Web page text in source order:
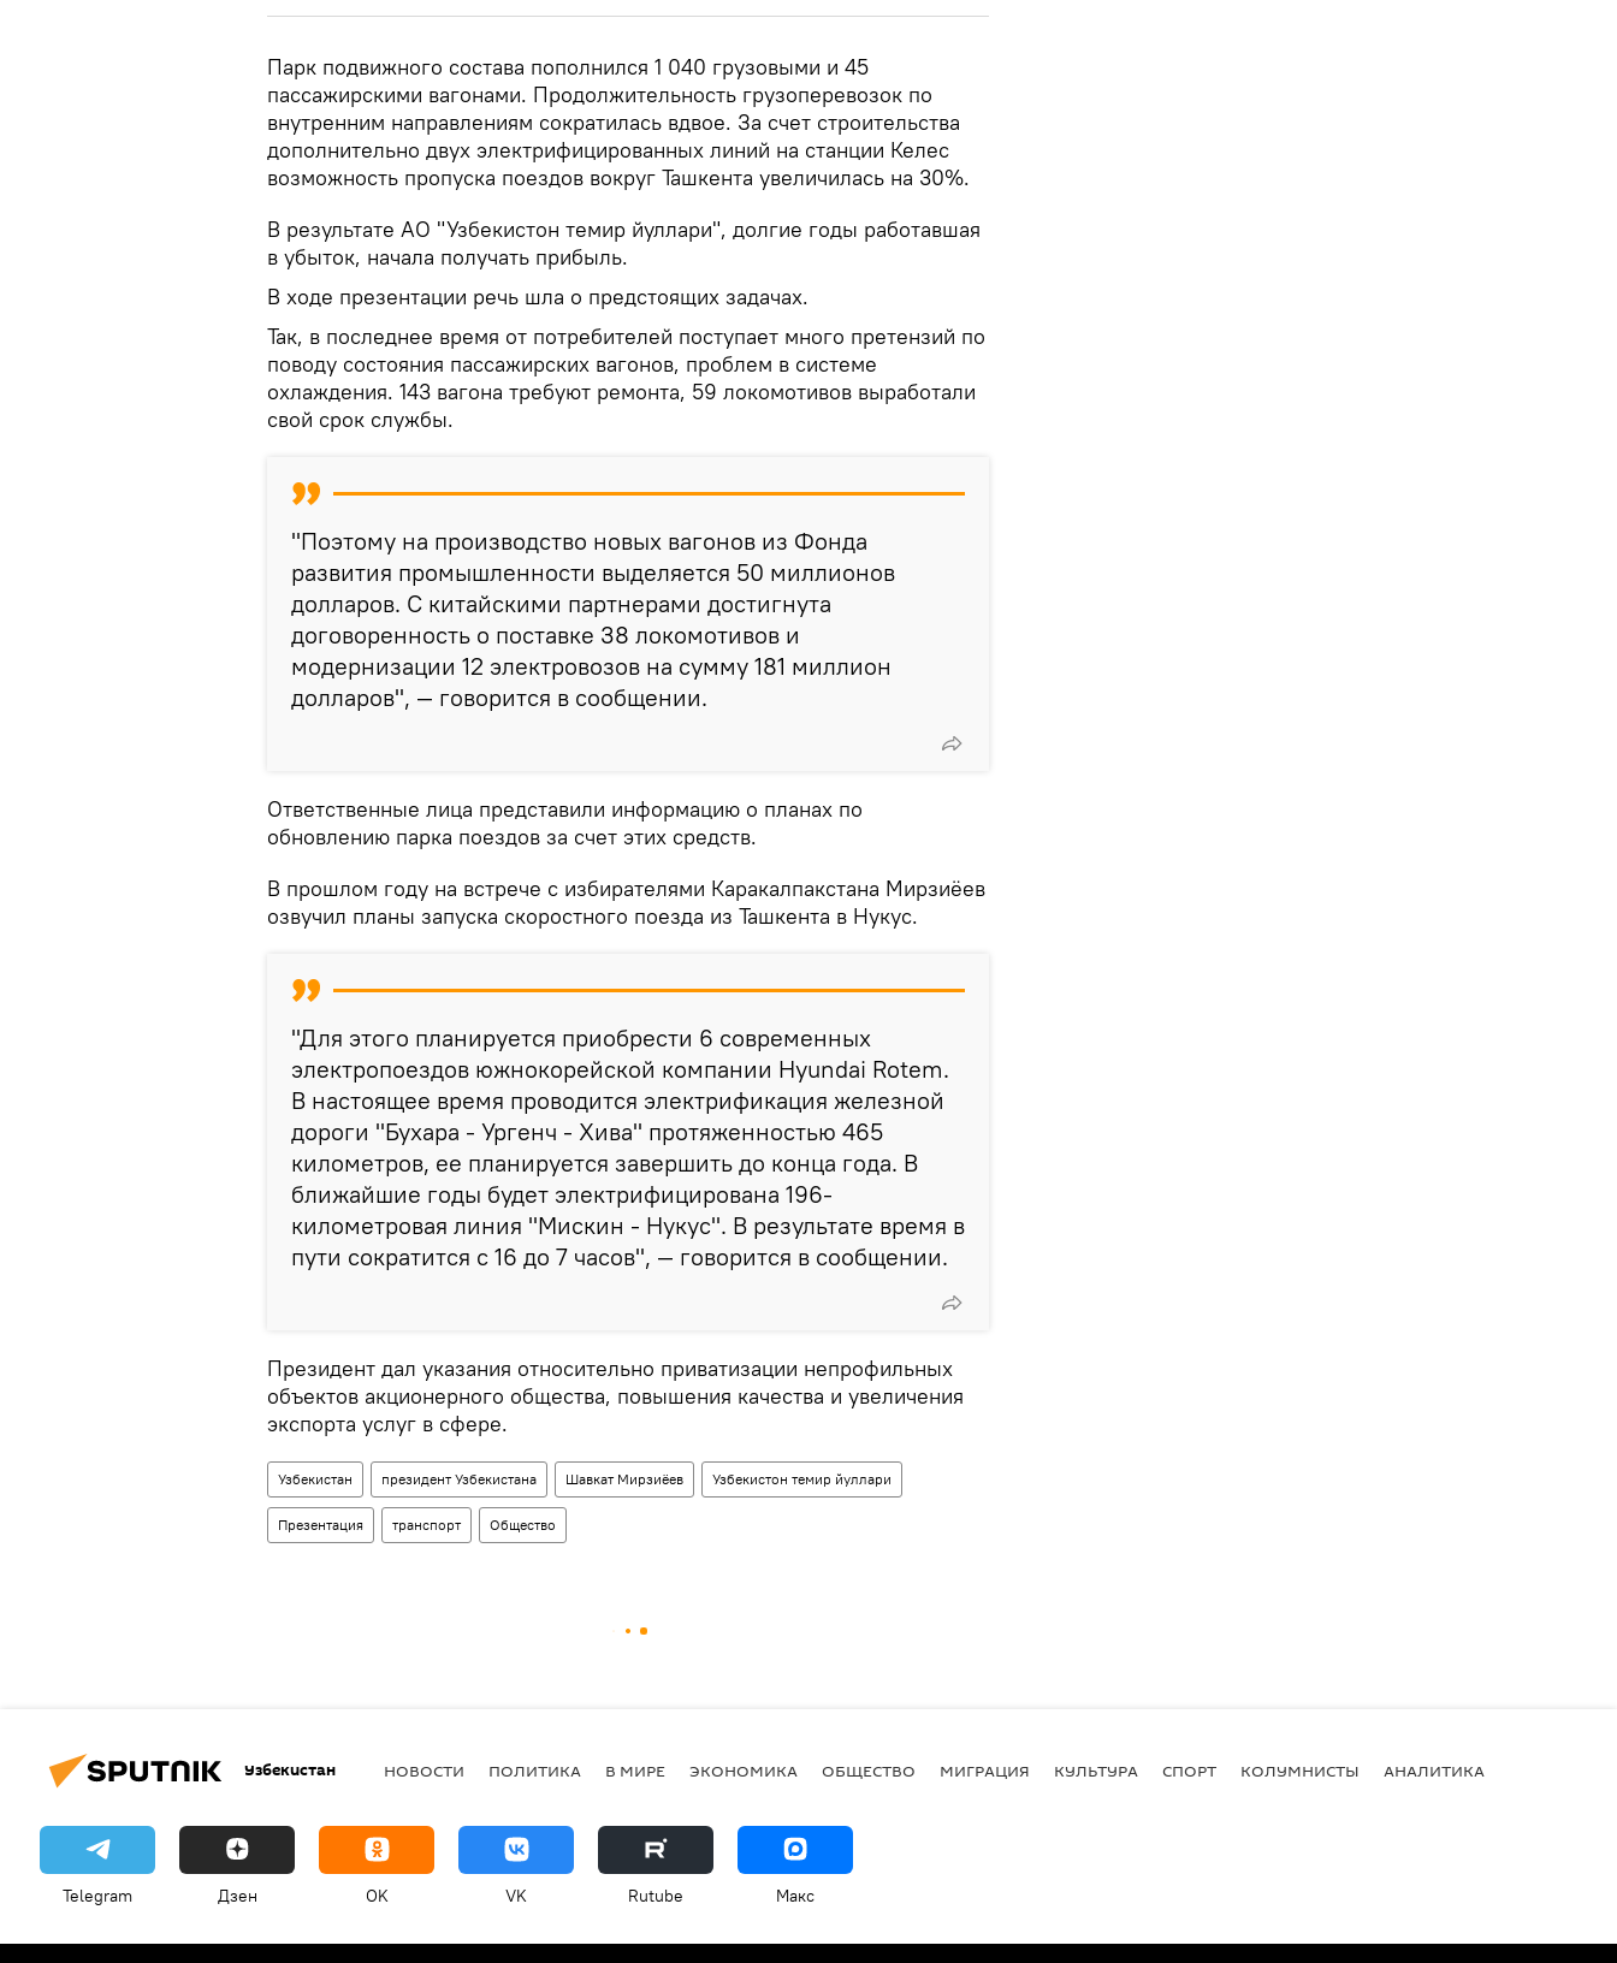
Парк подвижного состава пополнился 1 040 грузовыми и 45
пассажирскими вагонами. Продолжительность грузоперевозок по
внутренним направлениям сократилась вдвое. За счет строительства
дополнительно двух электрифицированных линий на станции Келес
возможность пропуска поездов вокруг Ташкента увеличилась на 30%.
В результате АО "Узбекистон темир йуллари", долгие годы работавшая
в убыток, начала получать прибыль.
В ходе презентации речь шла о предстоящих задачах.
Так, в последнее время от потребителей поступает много претензий по
поводу состояния пассажирских вагонов, проблем в системе
охлаждения. 143 вагона требуют ремонта, 59 локомотивов выработали
свой срок службы.
"Поэтому на производство новых вагонов из Фонда
развития промышленности выделяется 50 миллионов
долларов. С китайскими партнерами достигнута
договоренность о поставке 38 локомотивов и
модернизации 12 электровозов на сумму 181 миллион
долларов", — говорится в сообщении.
Ответственные лица представили информацию о планах по
обновлению парка поездов за счет этих средств.
В прошлом году на встрече с избирателями Каракалпакстана Мирзиёев
озвучил планы запуска скоростного поезда из Ташкента в Нукус.
"Для этого планируется приобрести 6 современных
электропоездов южнокорейской компании Hyundai Rotem.
В настоящее время проводится электрификация железной
дороги "Бухара - Ургенч - Хива" протяженностью 465
километров, ее планируется завершить до конца года. В
ближайшие годы будет электрифицирована 196-
километровая линия "Мискин - Нукус". В результате время в
пути сократится с 16 до 7 часов", — говорится в сообщении.
Президент дал указания относительно приватизации непрофильных
объектов акционерного общества, повышения качества и увеличения
экспорта услуг в сфере.
Узбекистан президент Узбекистана Шавкат Мирзиёев Узбекистон темир йуллари
Презентация транспорт Общество
Узбекистан НОВОСТИ ПОЛИТИКА В МИРЕ ЭКОНОМИКА ОБЩЕСТВО МИГРАЦИЯ КУЛЬТУРА СПОРТ КОЛУМНИСТЫ АНАЛИТИКА
Telegram Дзен OK VK Rutube Макс